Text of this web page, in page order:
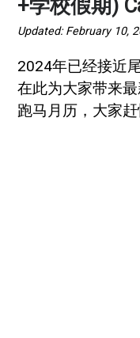
+学校假期)
Updated: February 10,
2024年已经接近
在此为大家带来
跑马月历，大家赶